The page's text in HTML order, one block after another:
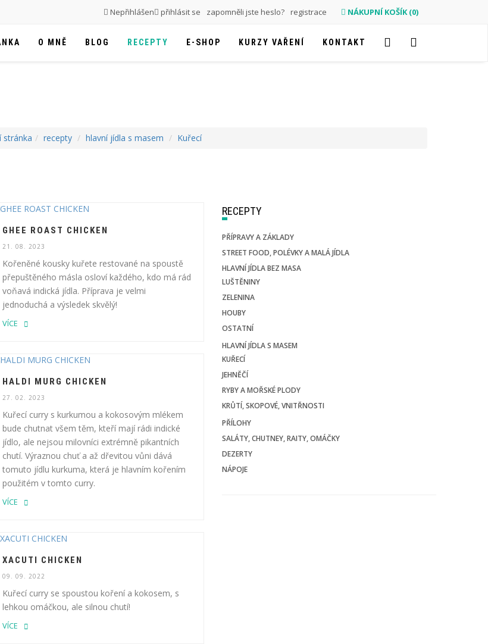
Nepřihlášen přihlásit se zapomněli jste heslo? registrace NÁKUPNÍ KOŠÍK (0)
O MNĚ BLOG RECEPTY E-SHOP KURZY VAŘENÍ KONTAKT
stránka recepty hlavní jídla s masem Kuřecí
GHEE ROAST CHICKEN
21. 08. 2023
Kořeněné kousky kuřete restované na spoustě
přepuštěného másla osloví každého, kdo má rád
voňavá indická jídla. Příprava je velmi
jednoduchá a výsledek skvělý!
VÍCE
HALDI MURG CHICKEN
27. 02. 2023
Kuřecí curry s kurkumou a kokosovým mlékem
bude chutnat všem těm, kteří mají rádi indické
jídlo, ale nejsou milovníci extrémně pikantních
chutí. Výraznou chuť a až dřevitou vůni dává
tomuto jídlu kurkuma, která je hlavním kořením
použitém v tomto curry.
VÍCE
XACUTI CHICKEN
09. 09. 2022
Kuřecí curry se spoustou koření a kokosem, s
lehkou omáčkou, ale silnou chutí!
VÍCE
RECEPTY
PŘÍPRAVY A ZÁKLADY
STREET FOOD, POLÉVKY A MALÁ JÍDLA
HLAVNÍ JÍDLA BEZ MASA
LUŠTĚNINY
ZELENINA
HOUBY
OSTATNÍ
HLAVNÍ JÍDLA S MASEM
KUŘECÍ
JEHNĚČÍ
RYBY A MOŘSKÉ PLODY
KRŮTÍ, SKOPOVÉ, VNITŘNOSTI
PŘÍLOHY
SALÁTY, CHUTNEY, RAITY, OMÁČKY
DEZERTY
NÁPOJE